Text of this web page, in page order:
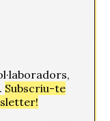
Subscriu-te